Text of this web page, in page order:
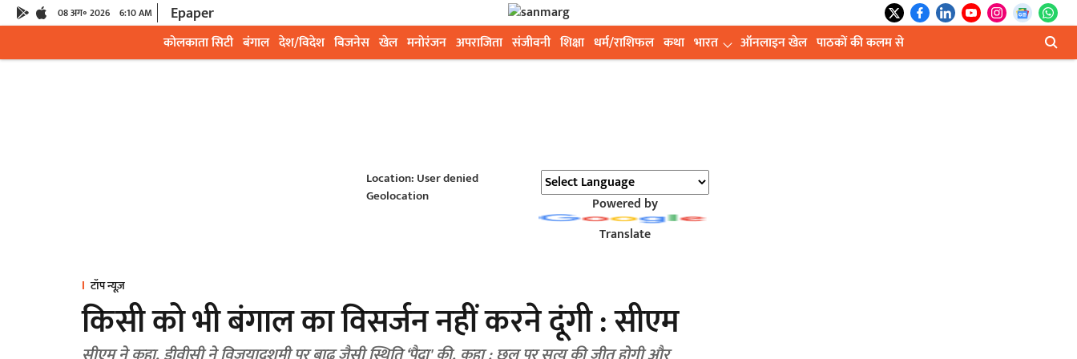
08 अग॰ 2026 6:10 AM Epaper
कोलकाता सिटी बंगाल देश/विदेश बिजनेस खेल मनोरंजन अपराजिता संजीवनी शिक्षा धर्म/राशिफल कथा भारत ऑनलाइन खेल पाठकों की कलम से
Location: User denied
Geolocation
Powered by
Translate
टॉप न्यूज़
किसी को भी बंगाल का विसर्जन नहीं करने दूंगी : सीएम